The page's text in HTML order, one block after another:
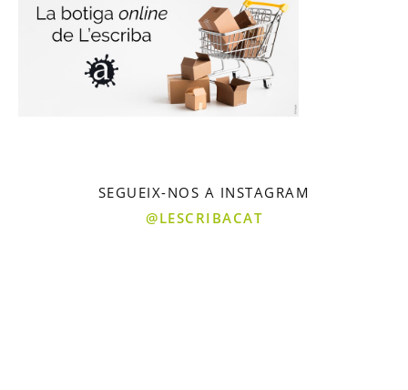
SEGUEIX-NOS A INSTAGRAM
@LESCRIBACAT